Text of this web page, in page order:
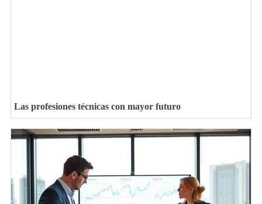
Las profesiones técnicas con mayor futuro